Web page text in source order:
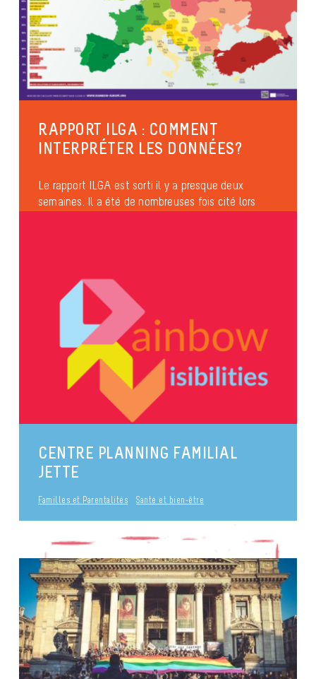
RAPPORT ILGA : COMMENT
INTERPRÉTER LES DONNÉES?
Le rapport ILGA est sorti il y a presque deux
semaines. Il a été de nombreuses fois cité lors
Asile & Migration
Identités et expressions de genres
Diversité sexuelle
publié le 3 mai 2017
RAINBOW VISIBILITIES 2025 – LES
PROJETS MIS EN AVANT
Focus femmes
Asile & Migration
Identités et expressions de genres
Santé et bien-être
Familles et Parentalités
CENTRE PLANNING FAMILIAL
JETTE
Familles et Parentalités Santé et bien-être